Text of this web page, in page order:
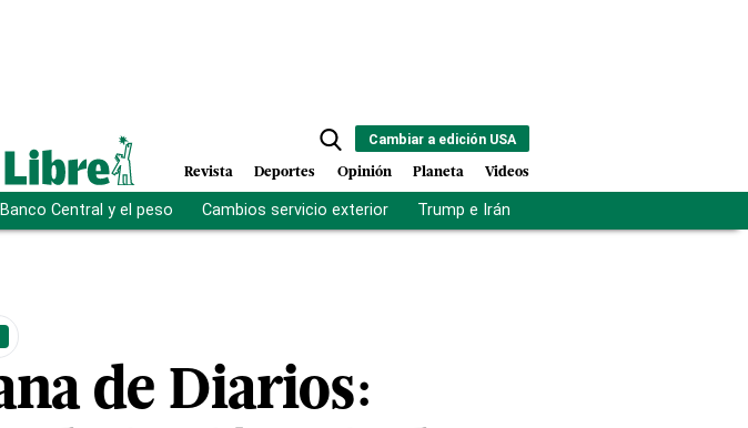
Cambiar a edición USA
Revista Deportes Opinión Planeta Videos
Banco Central y el peso Cambios servicio exterior Trump e Irán
de Diarios: